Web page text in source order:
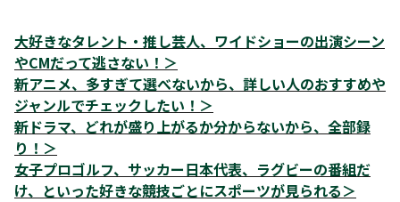
大好きなタレント・推し芸人、ワイドショーの出演シーン
やCMだって逃さない！ ＞
新アニメ、多すぎて選べないから、詳しい人のおすすめや
ジャンルでチェックしたい！ ＞
新ドラマ、どれが盛り上がるか分からないから、全部録
り！ ＞
女子プロゴルフ、サッカー日本代表、ラグビーの番組だ
け、といった好きな競技ごとにスポーツが見られる＞